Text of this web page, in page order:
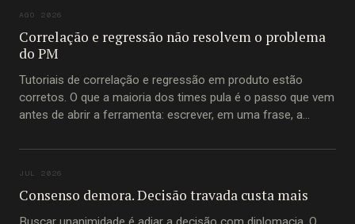
AGO 2026
Correlação e regressão não resolvem o problema
do PM
Tutoriais de correlação e regressão em produto estão
corretos. O que a maioria dos times pula é o passo que vem
antes de abrir a ferramenta: escrever, em uma frase, a
JUL 2026
Consenso demora. Decisão travada custa mais